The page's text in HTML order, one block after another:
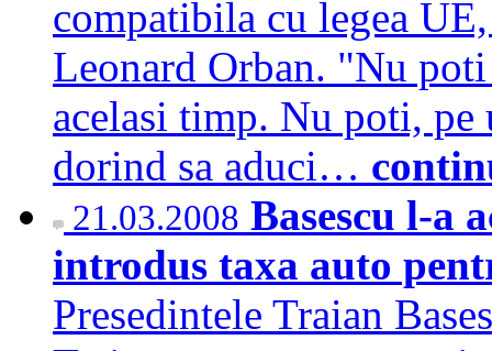
compatibila cu legea
Leonard Orban. "Nu
acelasi timp. Nu poti, pe
dorind sa aduci…
21.03.2008 Basescu l-a
introdus taxa auto
Presedintele Traian